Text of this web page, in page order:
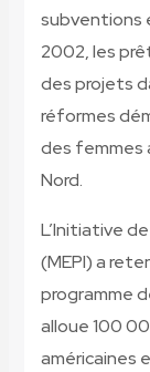
subventions
2002, les
des projets
réformes
des femmes
Nord.
L’Initiative
(MEPI) a
programme
alloue 100
américaines